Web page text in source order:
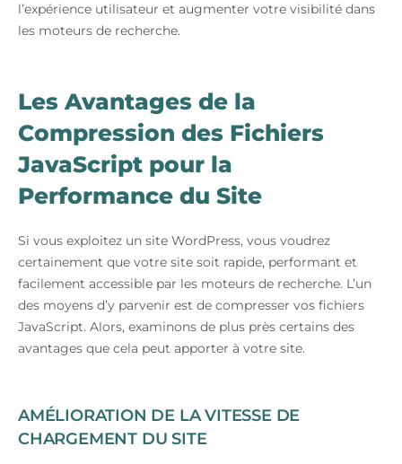
l’expérience utilisateur et augmenter votre visibilité dans
les moteurs de recherche.
Les Avantages de la
Compression des Fichiers
JavaScript pour la
Performance du Site
Si vous exploitez un site WordPress, vous voudrez
certainement que votre site soit rapide, performant et
facilement accessible par les moteurs de recherche. L’un
des moyens d’y parvenir est de compresser vos fichiers
JavaScript. Alors, examinons de plus près certains des
avantages que cela peut apporter à votre site.
AMÉLIORATION DE LA VITESSE DE
CHARGEMENT DU SITE